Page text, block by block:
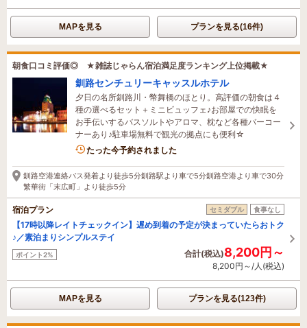
MAPを見る プランを見る(16件)
朝食口コミ評価◎ ★雑誌じゃらん宿泊満足度ランキング上位掲載★
釧路センチュリーキャッスルホテル
夕日の名所釧路川・幣舞橋のほとり。高評価の朝食は４
種の選べるセット＋ミニビュッフェ♪お部屋での快眠を
お手伝いするバスソルトやアロマ、枕など各種バーコー
ナーあり♪駐車場無料で観光の拠点にも便利☆
3名がこの宿を見ています
たった今予約されました
釧路空港連絡バス発着より徒歩5分釧路駅より車で5分釧路空港より車で30分
繁華街「末広町」より徒歩5分
宿泊プラン セミダブル 食事なし
【17時以降レイトチェックイン】遅め到着の予定が決まっていたらおトク
♪／素泊まりシンプルステイ
ポイント2% 合計(税込)8,200円～
8,200円～/人(税込)
MAPを見る プランを見る(123件)